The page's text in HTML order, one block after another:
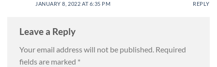
JANUARY 8, 2022 AT 6:35 PM REPLY
Leave a Reply
Your email address will not be published. Required
fields are marked *